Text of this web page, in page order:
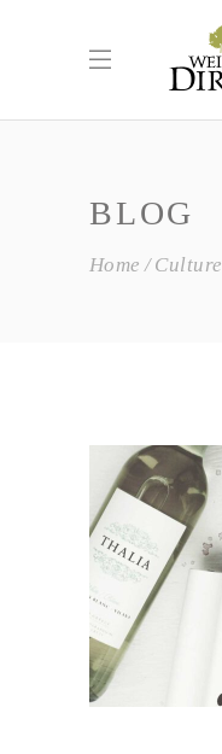
BLOG
Home Culture